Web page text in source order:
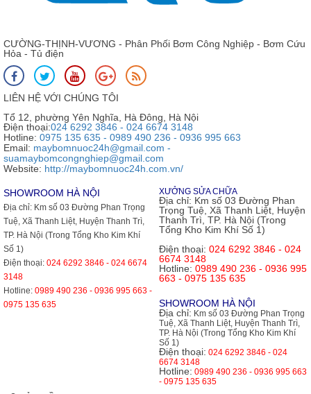
CƯỜNG-THỊNH-VƯƠNG - Phân Phối Bơm Công Nghiệp - Bơm Cứu
Hỏa - Tủ điện
LIÊN HỆ VỚI CHÚNG TÔI
Tổ 12, phường Yên Nghĩa, Hà Đông, Hà Nội
Điện thoại:024 6292 3846 - 024 6674 3148
Hotline: 0975 135 635 - 0989 490 236 - 0936 995 663
Email: maybomnuoc24h@gmail.com -
suamaybomcongnghiep@gmail.com
Website: http://maybomnuoc24h.com.vn/
SHOWROOM HÀ NỘI
Địa chỉ: Km số 03 Đường Phan Trọng
Tuệ, Xã Thanh Liệt, Huyện Thanh Trì,
TP. Hà Nội (Trong Tổng Kho Kim Khí
Số 1)
Điện thoại: 024 6292 3846 - 024 6674
3148
Hotline: 0989 490 236 - 0936 995 663 -
0975 135 635
XƯỞNG SỬA CHỮA
Địa chỉ: Km số 03 Đường Phan
Trọng Tuệ, Xã Thanh Liệt, Huyện
Thanh Trì, TP. Hà Nội (Trong
Tổng Kho Kim Khí Số 1)
Điện thoại: 024 6292 3846 - 024
6674 3148
Hotline: 0989 490 236 - 0936 995
663 - 0975 135 635
SHOWROOM HÀ NỘI
Địa chỉ: Km số 03 Đường Phan Trọng
Tuệ, Xã Thanh Liệt, Huyện Thanh Trì,
TP. Hà Nội (Trong Tổng Kho Kim Khí
Số 1)
Điện thoại: 024 6292 3846 - 024
6674 3148
Hotline: 0989 490 236 - 0936 995 663
- 0975 135 635